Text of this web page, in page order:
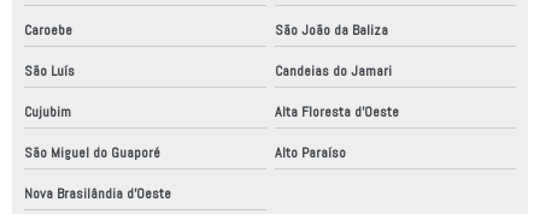
Caroebe São João da Baliza
São Luís Candeias do Jamari
Cujubim Alta Floresta d'Oeste
São Miguel do Guaporé Alto Paraíso
Nova Brasilândia d'Oeste